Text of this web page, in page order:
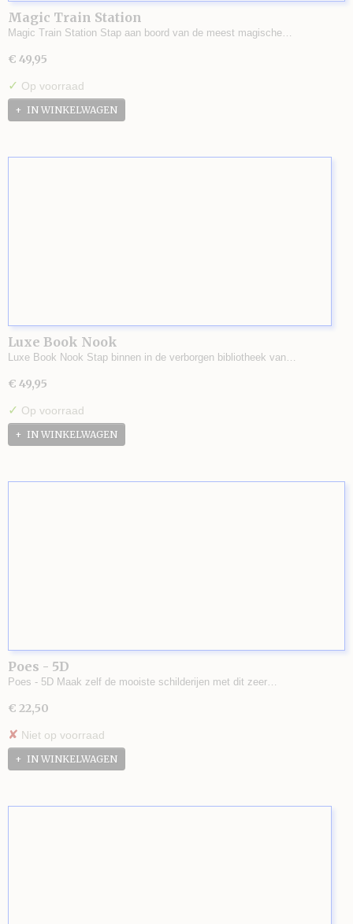
Magic Train Station
Magic Train Station Stap aan boord van de meest magische…
€ 49,95
✓ Op voorraad
IN WINKELWAGEN
Luxe Book Nook
Luxe Book Nook Stap binnen in de verborgen bibliotheek van…
€ 49,95
✓ Op voorraad
IN WINKELWAGEN
Poes - 5D
Poes - 5D Maak zelf de mooiste schilderijen met dit zeer…
€ 22,50
✘ Niet op voorraad
IN WINKELWAGEN